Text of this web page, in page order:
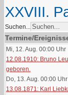
XXVIII.
Suchen...
Termine/
Mi, 12. Aug. 00:00 Uhr
12.08.1910: Bruno
geboren.
Do, 13. Aug. 00:00 Uhr
13.08.1871: Karl